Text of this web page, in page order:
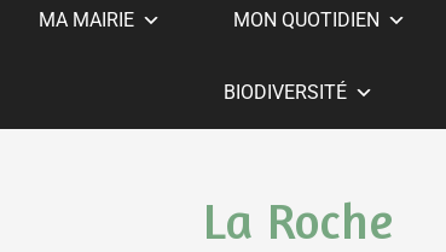
MA MAIRIE MON QUOTIDIEN
BIODIVERSITÉ
La Roche